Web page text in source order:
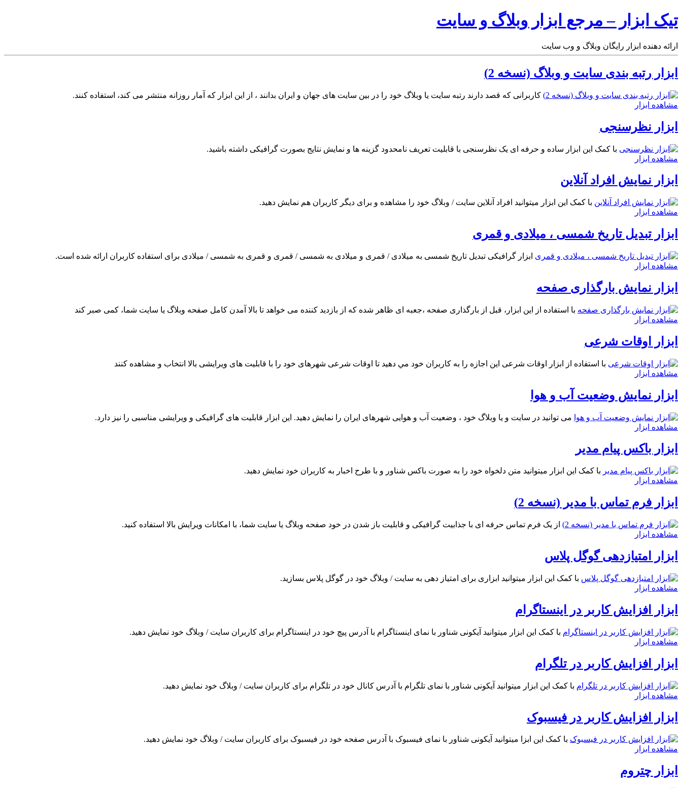
تیک ابزار – مرجع ابزار وبلاگ و سایت
ارائه دهنده ابزار رایگان وبلاگ و وب سایت
ابزار رتبه بندی سایت و وبلاگ (نسخه 2)
کاربرانی که قصد دارند رتبه سایت یا وبلاگ خود را در بین سایت های جهان و ایران بدانند ، از این ابزار که آمار روزانه منتشر می کند، استفاده کنند.
مشاهده ابزار
ابزار نظرسنجی
با کمک این ابزار ساده و حرفه ای یک نظرسنجی با قابلیت تعریف نامحدود گزینه ها و نمایش نتایج بصورت گرافیکی داشته باشید.
مشاهده ابزار
ابزار نمایش افراد آنلاین
با کمک این ابزار میتوانید افراد آنلاین سایت / وبلاگ خود را مشاهده و برای دیگر کاربران هم نمایش دهید.
مشاهده ابزار
ابزار تبدیل تاریخ شمسی ، میلادی و قمری
ابزار گرافیکی تبدیل تاریخ شمسی به میلادی / قمری و میلادی به شمسی / قمری و قمری به شمسی / میلادی برای استفاده کاربران ارائه شده است.
مشاهده ابزار
ابزار نمایش بارگذاری صفحه
با استفاده از اين ابزار، قبل از بارگذاری صفحه ،جعبه ای ظاهر شده که از بازدید کننده می خواهد تا بالا آمدن کامل صفحه وبلاگ یا سایت شما، کمی صبر کند
مشاهده ابزار
ابزار اوقات شرعی
با استفاده از ابزار اوقات شرعی اين اجازه را به کاربران خود مي دهيد تا اوقات شرعی شهرهای خود را با قابلیت های ویرایشی بالا انتخاب و مشاهده کنند
مشاهده ابزار
ابزار نمایش وضعیت آب و هوا
می توانید در سایت و یا وبلاگ خود ، وضعیت آب و هوایی شهرهای ایران را نمایش دهید. این ابزار قابلیت های گرافیکی و ویرایشی مناسبی را نیز دارد.
مشاهده ابزار
ابزار باکس پیام مدیر
با کمک این ابزار میتوانید متن دلخواه خود را به صورت باکس شناور و با طرح اخبار به کاربران خود نمایش دهید.
مشاهده ابزار
ابزار فرم تماس با مدیر (نسخه 2)
از یک فرم تماس حرفه ای با جذابیت گرافیکی و قابلیت باز شدن در خود صفحه وبلاگ یا سایت شما، با امکانات ویرایش بالا استفاده کنید.
مشاهده ابزار
ابزار امتیازدهی گوگل پلاس
با کمک این ابزار میتوانید ابزاری برای امتیاز دهی به سایت / وبلاگ خود در گوگل پلاس بسازید.
مشاهده ابزار
ابزار افزایش کاربر در اینستاگرام
با کمک این ابزار میتوانید آیکونی شناور با نمای اینستاگرام با آدرس پیچ خود در اینستاگرام برای کاربران سایت / وبلاگ خود نمایش دهید.
مشاهده ابزار
ابزار افزایش کاربر در تلگرام
با کمک این ابزار میتوانید آیکونی شناور با نمای تلگرام با آدرس کانال خود در تلگرام برای کاربران سایت / وبلاگ خود نمایش دهید.
مشاهده ابزار
ابزار افزایش کاربر در فیسبوک
با کمک این ابزا میتوانید آیکونی شناور با نمای فیسبوک با آدرس صفحه خود در فیسبوک برای کاربران سایت / وبلاگ خود نمایش دهید.
مشاهده ابزار
ابزار چتروم